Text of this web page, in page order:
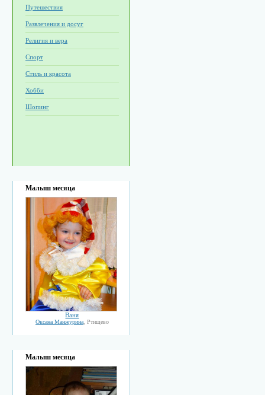
Путешествия
Развлечения и досуг
Религия и вера
Спорт
Стиль и красота
Хобби
Шопинг
Малыш месяца
Ваня
Оксана Манжурина, Ртищево
Малыш месяца